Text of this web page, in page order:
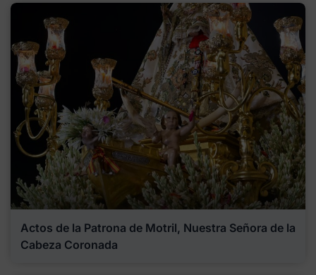
Actos de la Patrona de Motril, Nuestra Señora de la
Cabeza Coronada